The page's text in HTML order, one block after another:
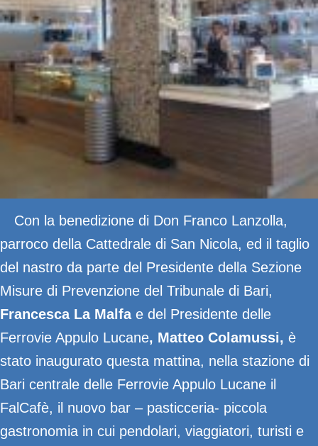
Con la benedizione di Don Franco Lanzolla,
parroco della Cattedrale di San Nicola, ed il taglio
del nastro da parte del Presidente della Sezione
Misure di Prevenzione del Tribunale di Bari,
Francesca La Malfa e del Presidente delle
Ferrovie Appulo Lucane, Matteo Colamussi, è
stato inaugurato questa mattina, nella stazione di
Bari centrale delle Ferrovie Appulo Lucane il
FalCafè, il nuovo bar – pasticceria- piccola
gastronomia in cui pendolari, viaggiatori, turisti e